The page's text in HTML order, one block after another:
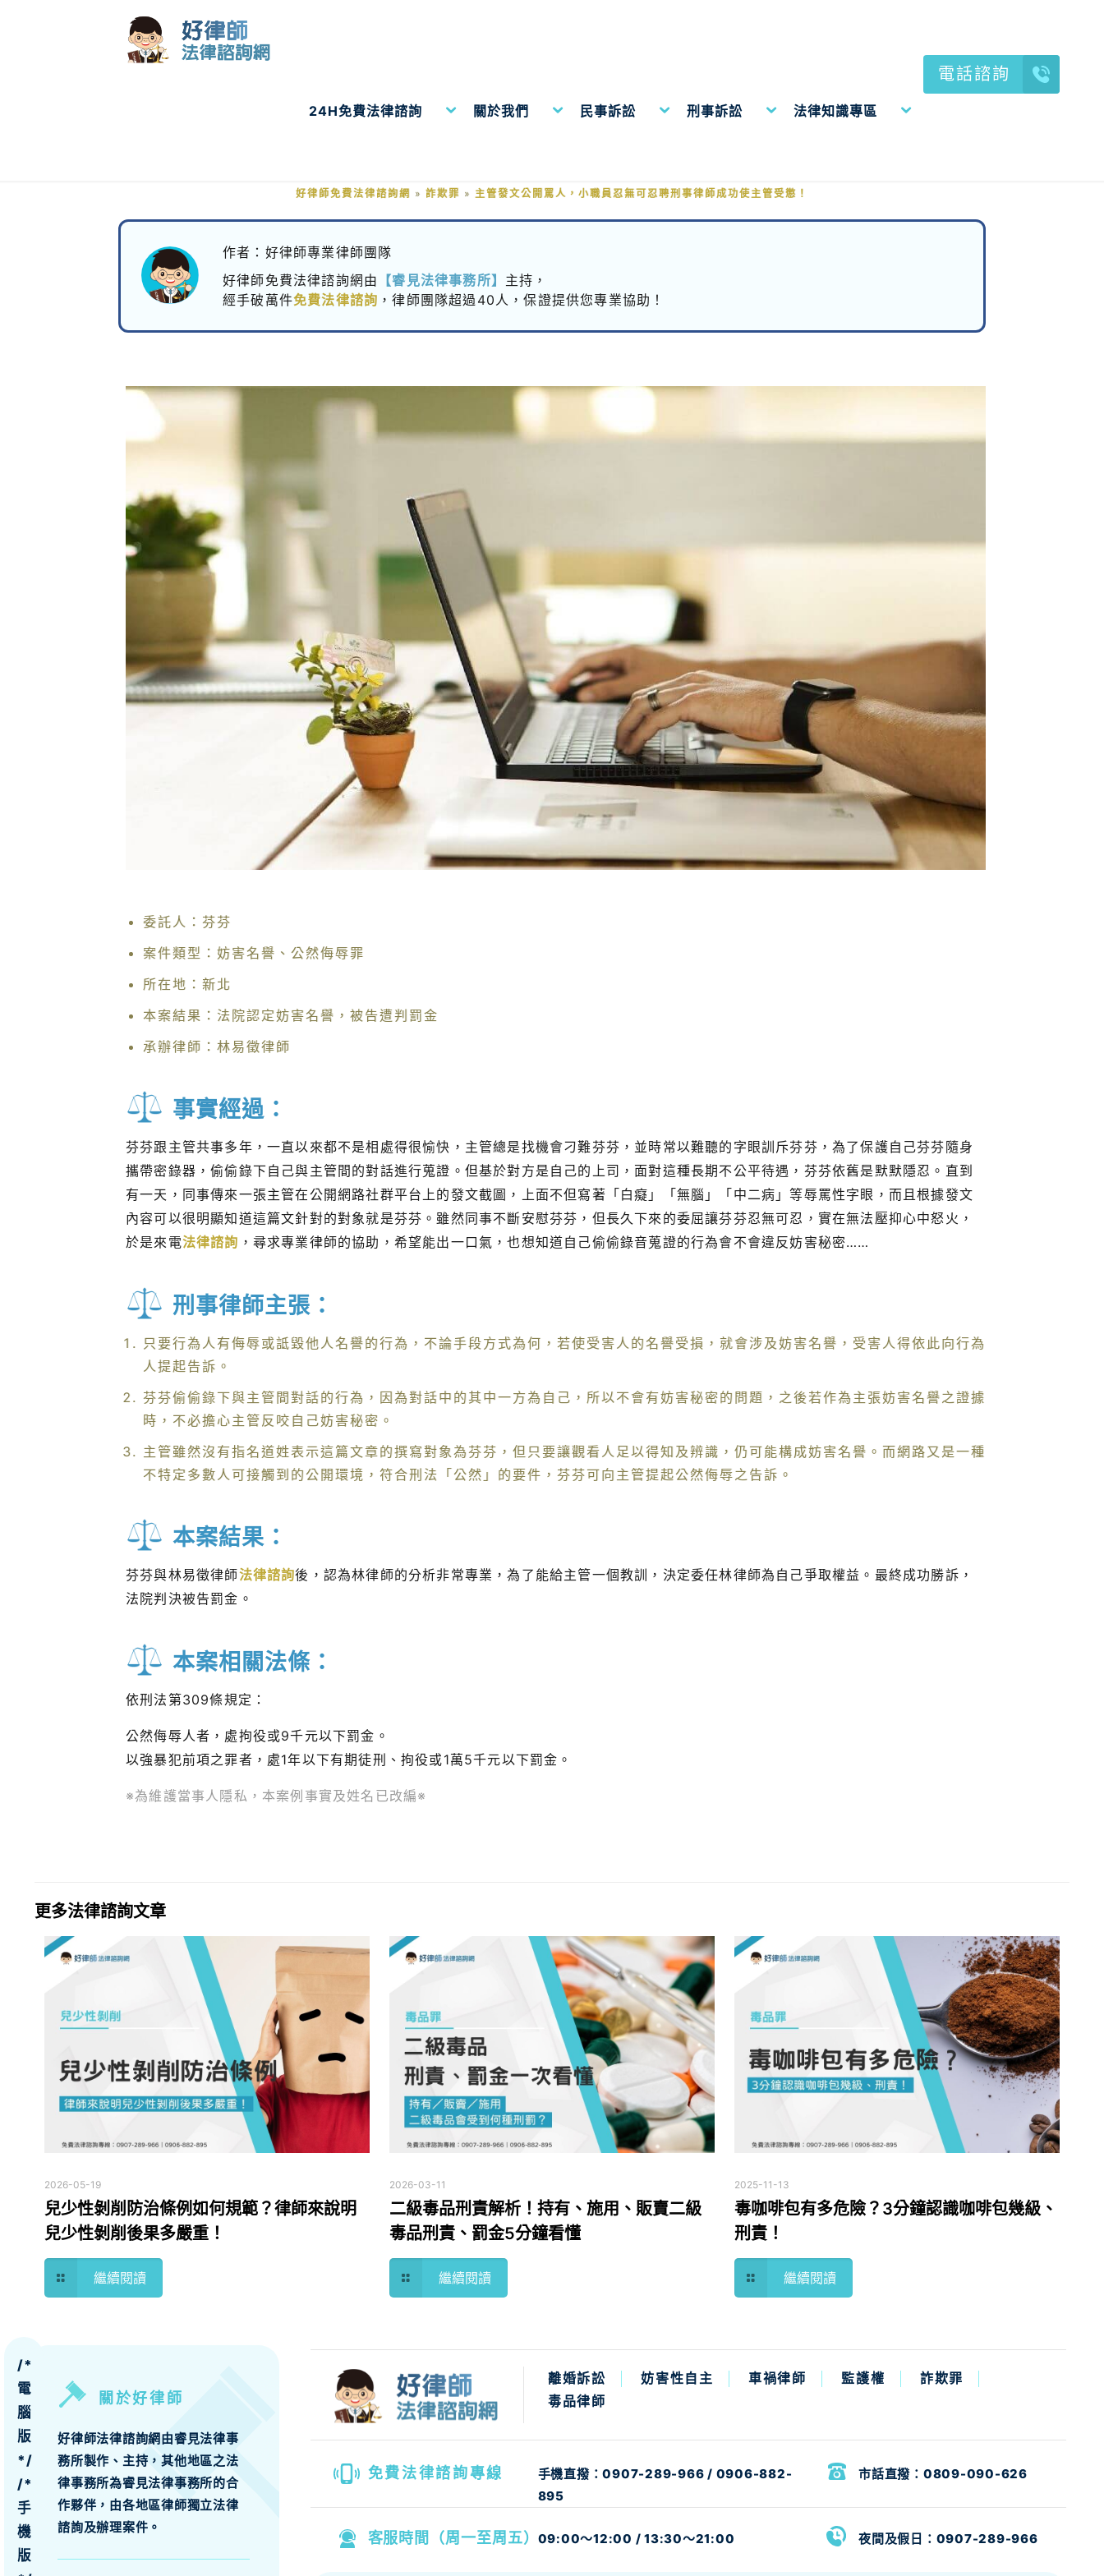
24H免費法律諮詢 關於我們 民事訴訟 刑事訴訟 法律知識專區
電話諮詢
好律師免費法律諮詢網 » 詐欺罪 » 主管發文公開罵人，小職員忍無可忍聘刑事律師成功使主管受懲！
作者：好律師專業律師團隊
好律師免費法律諮詢網由
【睿見法律事務所】 主持，
經手破萬件免費法律諮詢 ，律師團隊超過40人，保證提供您專業協助！
委託人：芬芬
案件類型：妨害名譽、公然侮辱罪
所在地：新北
本案結果：法院認定妨害名譽，被告遭判罰金
承辦律師：林易徵律師
事實經過：
芬芬跟主管共事多年，一直以來都不是相處得很愉快，主管總是找機會刁難芬芬，並時常以難聽的字眼訓斥芬芬，為了保護自己芬芬隨身
攜帶密錄器，偷偷錄下自己與主管間的對話進行蒐證。但基於對方是自己的上司，面對這種長期不公平待遇，芬芬依舊是默默隱忍。直到
有一天，同事傳來一張主管在公開網路社群平台上的發文截圖，上面不但寫著「白癡」「無腦」「中二病」等辱罵性字眼，而且根據發文
內容可以很明顯知道這篇文針對的對象就是芬芬。雖然同事不斷安慰芬芬，但長久下來的委屈讓芬芬忍無可忍，實在無法壓抑心中怒火，
於是來電法律諮詢 ，尋求專業律師的協助，希望能出一口氣，也想知道自己偷偷錄音蒐證的行為會不會違反妨害秘密……
刑事律師主張：
只要行為人有侮辱或詆毀他人名譽的行為，不論手段方式為何，若使受害人的名譽受損，就會涉及妨害名譽，受害人得依此向行為
人提起告訴。
芬芬偷偷錄下與主管間對話的行為，因為對話中的其中一方為自己，所以不會有妨害秘密的問題，之後若作為主張妨害名譽之證據
時，不必擔心主管反咬自己妨害秘密。
主管雖然沒有指名道姓表示這篇文章的撰寫對象為芬芬，但只要讓觀看人足以得知及辨識，仍可能構成妨害名譽。而網路又是一種
不特定多數人可接觸到的公開環境，符合刑法「公然」的要件，芬芬可向主管提起公然侮辱之告訴。
本案結果：
芬芬與林易徵律師法律諮詢後，認為林律師的分析非常專業，為了能給主管一個教訓，決定委任林律師為自己爭取權益。最終成功勝訴，
法院判決被告罰金。
本案相關法條：
依刑法第309條規定：
公然侮辱人者，處拘役或9千元以下罰金。
以強暴犯前項之罪者，處1年以下有期徒刑、拘役或1萬5千元以下罰金。
※為維護當事人隱私，本案例事實及姓名已改編※
更多法律諮詢文章
2026-05-19
兒少性剝削防治條例如何規範？律師來說明
兒少性剝削後果多嚴重！
繼續閱讀
2026-03-11
二級毒品刑責解析！持有、施用、販賣二級
毒品刑責、罰金5分鐘看懂
繼續閱讀
2025-11-13
毒咖啡包有多危險？3分鐘認識咖啡包幾級、
刑責！
繼續閱讀
/*
電
腦
版
*/
/*
手
機
版
關於好律師
好律師法律諮詢網由睿見法律事
務所製作、主持，其他地區之法
律事務所為睿見法律事務所的合
作夥伴，由各地區律師獨立法律
諮詢及辦理案件。
離婚訴訟 妨害性自主 車禍律師 監護權
詐欺罪
毒品律師
免費法律諮詢專線 手機直撥：0907-289-966 / 0906-882-
895
市話直撥： 0809-090-626
客服時間（周一至周五）09:00～12:00 / 13:30～21:00 夜間及假日： 0907-289-966